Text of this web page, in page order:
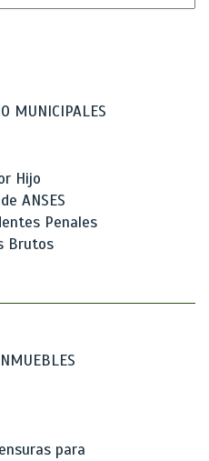
MUNICIPALES
Hijo
ANSES
Penales
Brutos
para